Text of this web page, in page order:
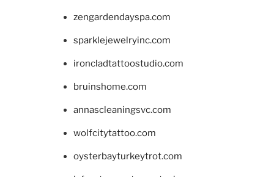
zengardendayspa.com
sparklejewelryinc.com
ironcladtattoostudio.com
bruinshome.com
annascleaningsvc.com
wolfcitytattoo.com
oysterbayturkeytrot.com